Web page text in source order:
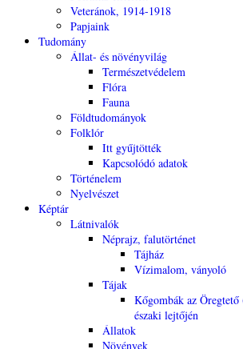
Veteránok, 1914-1918
Papjaink
Tudomány
Állat- és növényvilág
Természetvédelem
Flóra
Fauna
Földtudományok
Folklór
Itt gyűjtötték
Kapcsolódó adatok
Történelem
Nyelvészet
Képtár
Látnivalók
Néprajz, falutörténet
Tájház
Vízimalom, ványoló
Tájak
Kőgombák az
északi lejtőjén
Állatok
Növények